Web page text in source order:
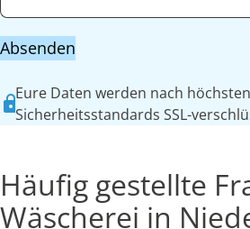
Absenden
Eure Daten werden nach höchsten
Sicherheitsstandards SSL-
Häufig gestellte
Wäscherei in